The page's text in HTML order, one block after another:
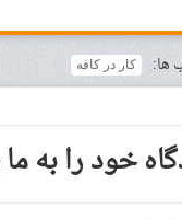
ها: کار در کافه
خود را به